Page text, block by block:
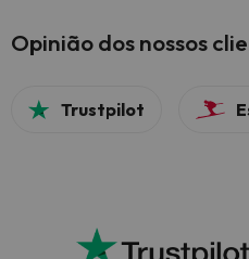
Opinião dos nossos
Trustpilot